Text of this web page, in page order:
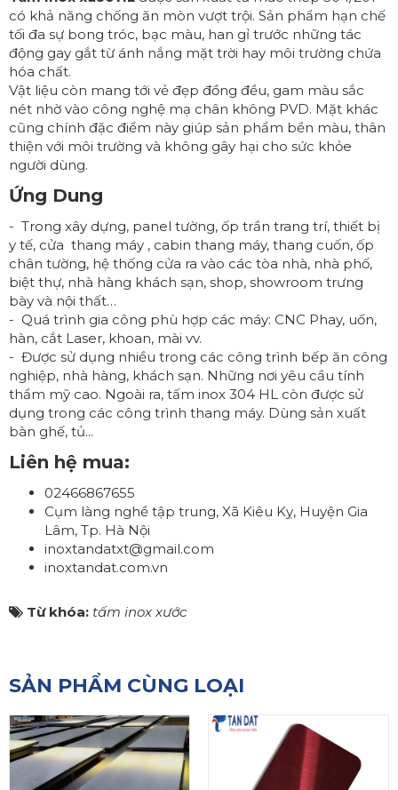
có khả năng chống ăn mòn vượt trội. Sản phẩm hạn chế
tối đa sự bong tróc, bạc màu, han gỉ trước những tác
động gay gắt từ ánh nắng mặt trời hay môi trường chứa
hóa chất.
Vật liệu còn mang tới vẻ đẹp đồng đều, gam màu sắc
nét nhờ vào công nghệ mạ chân không PVD. Mặt khác
cũng chính đặc điểm này giúp sản phẩm bền màu, thân
thiện với môi trường và không gây hại cho sức khỏe
người dùng.
Ứng Dung
- Trong xây dựng, panel tường, ốp trần trang trí, thiết bị
y tế, cửa thang máy , cabin thang máy, thang cuốn, ốp
chân tường, hệ thống cửa ra vào các tòa nhà, nhà phố,
biệt thự, nhà hàng khách sạn, shop, showroom trưng
bày và nội thất…
- Quá trình gia công phù hợp các máy: CNC Phay, uốn,
hàn, cắt Laser, khoan, mài vv.
- Được sử dụng nhiều trong các công trình bếp ăn công
nghiệp, nhà hàng, khách sạn. Những nơi yêu cầu tính
thẩm mỹ cao. Ngoài ra, tấm inox 304 HL còn được sử
dụng trong các công trình thang máy. Dùng sản xuất
bàn ghế, tủ...
Liên hệ mua:
02466867655
Cụm làng nghề tập trung, Xã Kiêu Kỵ, Huyện Gia
Lâm, Tp. Hà Nội
inoxtandatxt@gmail.com
inoxtandat.com.vn
Từ khóa: tấm inox xước
SẢN PHẨM CÙNG LOẠI